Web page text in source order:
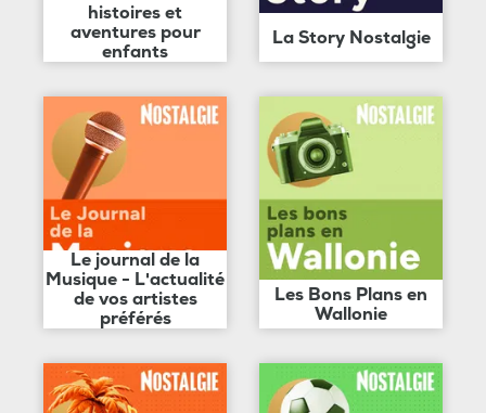
histoires et
aventures pour
enfants
La Story Nostalgie
Le journal de la
Musique - L'actualité
de vos artistes
préférés
Les Bons Plans en
Wallonie